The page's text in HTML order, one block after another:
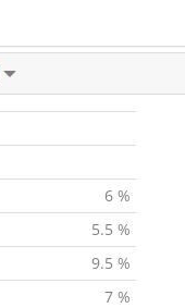
6 %
5.5 %
9.5 %
7 %